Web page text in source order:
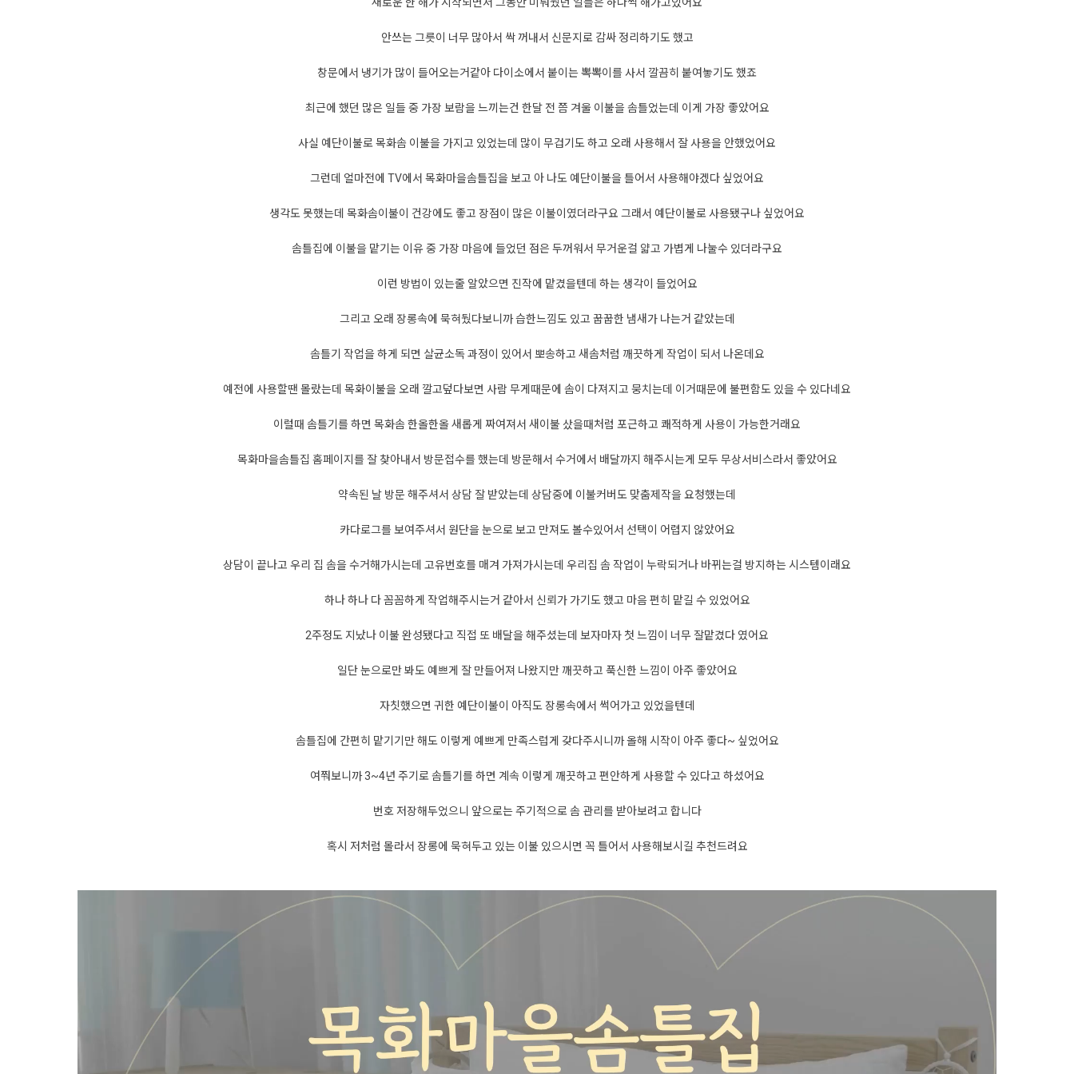
안쓰는 그릇이 너무 많아서 싹 꺼내서 신문지로 감싸 정리하기도 했고
창문에서 냉기가 많이 들어오는거같아 다이소에서 붙이는 뽁뽁이를 사서 깔끔히 붙여놓기도 했죠
최근에 했던 많은 일들 중 가장 보람을 느끼는건 한달 전 쯤 겨울 이불을 솜틀었는데 이게 가장 좋았어요
사실 예단이불로 목화솜 이불을 가지고 있었는데 많이 무겁기도 하고 오래 사용해서 잘 사용을 안했었어요
그런데 얼마전에 TV에서 목화마을솜틀집을 보고 아 나도 예단이불을 틀어서 사용해야겠다 싶었어요
생각도 못했는데 목화솜이불이 건강에도 좋고 장점이 많은 이불이였더라구요 그래서 예단이불로 사용됐구나 싶었어요
솜틀집에 이불을 맡기는 이유 중 가장 마음에 들었던 점은 두꺼워서 무거운걸 얇고 가볍게 나눌수 있더라구요
이런 방법이 있는줄 알았으면 진작에 맡겼을텐데 하는 생각이 들었어요
그리고 오래 장롱속에 묵혀뒀다보니까 습한느낌도 있고 꿉꿉한 냄새가 나는거 같았는데
솜틀기 작업을 하게 되면 살균소독 과정이 있어서 뽀송하고 새솜처럼 깨끗하게 작업이 되서 나온데요
예전에 사용할땐 몰랐는데 목화이불을 오래 깔고덮다보면 사람 무게때문에 솜이 다져지고 뭉치는데 이거때문에 불편함도 있을 수 있다네요
이럴때 솜틀기를 하면 목화솜 한올한올 새롭게 짜여져서 새이불 샀을때처럼 포근하고 쾌적하게 사용이 가능한거래요
목화마을솜틀집 홈페이지를 잘 찾아내서 방문접수를 했는데 방문해서 수거에서 배달까지 해주시는게 모두 무상서비스라서 좋았어요
약속된 날 방문 해주셔서 상담 잘 받았는데 상담중에 이불커버도 맞춤제작을 요청했는데
카다로그를 보여주셔서 원단을 눈으로 보고 만져도 볼수있어서 선택이 어렵지 않았어요
상담이 끝나고 우리 집 솜을 수거해가시는데 고유번호를 매겨 가져가시는데 우리집 솜 작업이 누락되거나 바뀌는걸 방지하는 시스템이래요
하나 하나 다 꼼꼼하게 작업해주시는거 같아서 신뢰가 가기도 했고 마음 편히 맡길 수 있었어요
2주정도 지났나 이불 완성됐다고 직접 또 배달을 해주셨는데 보자마자 첫 느낌이 너무 잘맡겼다 였어요
일단 눈으로만 봐도 예쁘게 잘 만들어져 나왔지만 깨끗하고 푹신한 느낌이 아주 좋았어요
자칫했으면 귀한 예단이불이 아직도 장롱속에서 썩어가고 있었을텐데
솜틀집에 간편히 맡기기만 해도 이렇게 예쁘게 만족스럽게 갖다주시니까 올해 시작이 아주 좋다~ 싶었어요
여쭤보니까 3~4년 주기로 솜틀기를 하면 계속 이렇게 깨끗하고 편안하게 사용할 수 있다고 하셨어요
번호 저장해두었으니 앞으로는 주기적으로 솜 관리를 받아보려고 합니다
혹시 저처럼 몰라서 장롱에 묵혀두고 있는 이불 있으시면 꼭 틀어서 사용해보시길 추천드려요